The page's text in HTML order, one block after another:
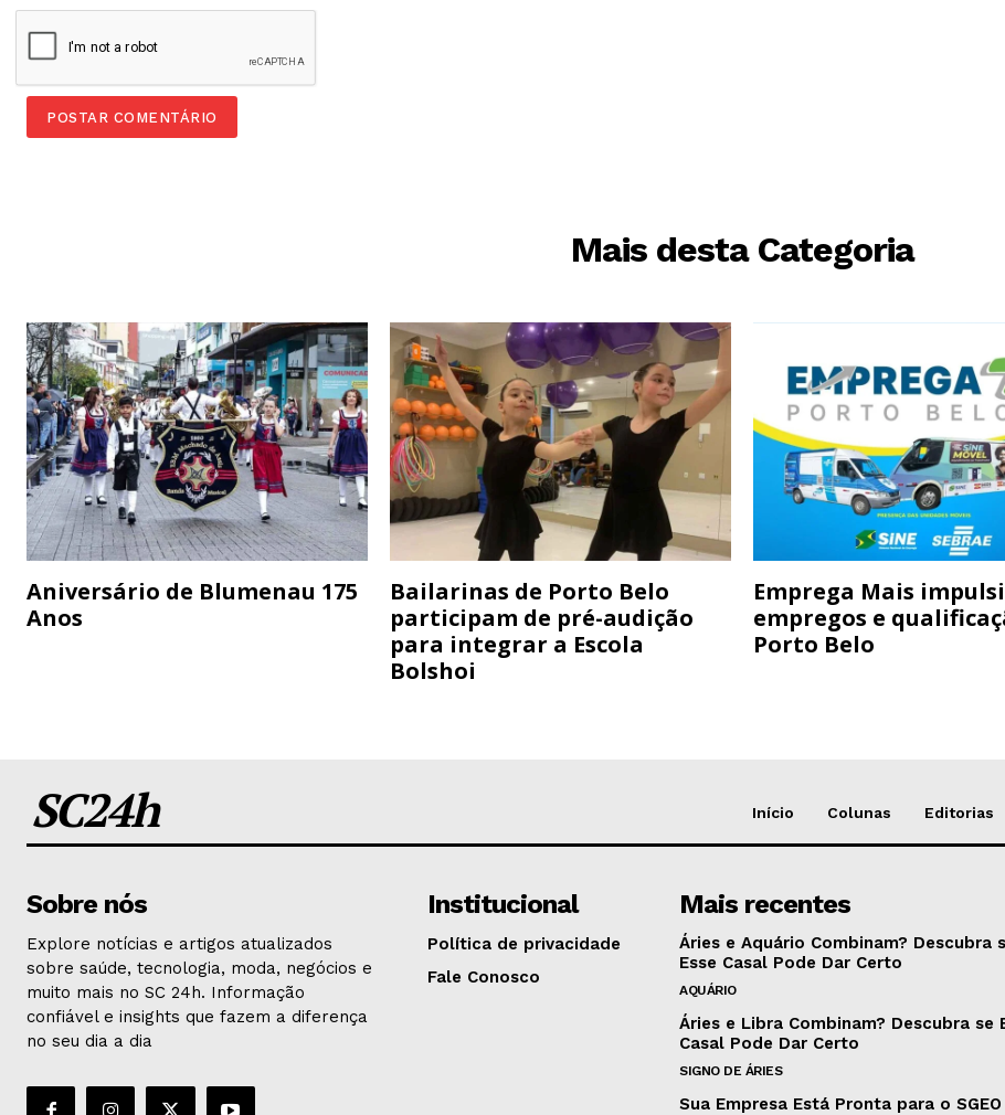
Mais desta Categoria
Aniversário de Blumenau 175
Anos
Bailarinas de Porto Belo
participam de pré-audição
para integrar a Escola
Bolshoi
Emprega Mais
empregos e
Porto Belo
SC24h Início Colunas Editorias
Sobre nós
Explore notícias e artigos atualizados
sobre saúde, tecnologia, moda, negócios e
muito mais no SC 24h. Informação
confiável e insights que fazem a diferença
no seu dia a dia
Institucional
Política de privacidade
Fale Conosco
Mais recentes
Áries e Aquário Combinam? Descubra
Esse Casal Pode Dar Certo
AQUÁRIO
Áries e Libra Combinam? Descubra se
Casal Pode Dar Certo
SIGNO DE ÁRIES
Sua Empresa Está Pronta para o SGEO